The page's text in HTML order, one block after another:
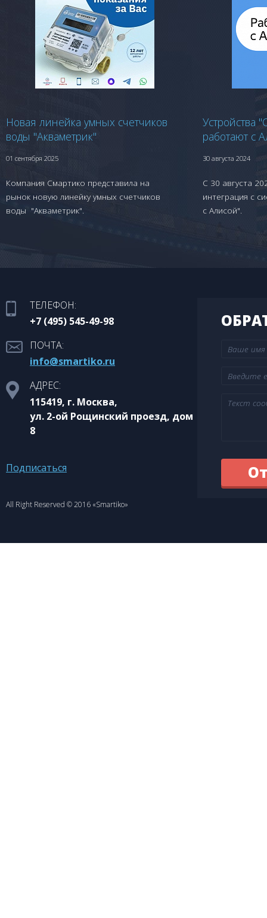
Новая линейка умных счетчиков
воды "Акваметрик"
01 сентября 2025
Компания Смартико представила на
рынок новую линейку умных счетчиков
воды "Акваметрик".
Устройства
работают с
30 августа 2024
С 30 августа
интеграция с
с Алисой".
ТЕЛЕФОН:
+7 (495) 545-49-98
ПОЧТА:
info@smartiko.ru
АДРЕС:
115419, г. Москва,
ул. 2-ой Рощинский проезд, дом
8
Подписаться
All Right Reserved © 2016 «Smartiko»